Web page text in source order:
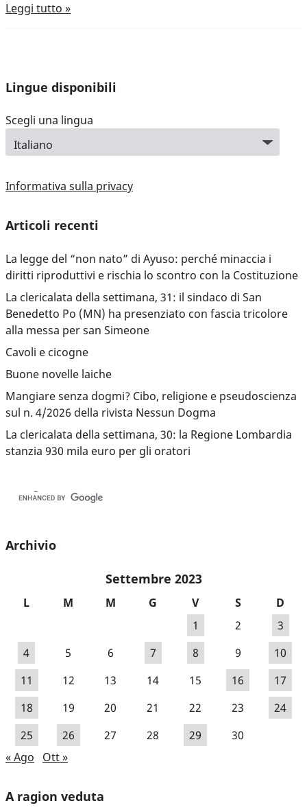
Leggi tutto »
Lingue disponibili
Scegli una lingua
Informativa sulla privacy
Articoli recenti
La legge del “non nato” di Ayuso: perché minaccia i
diritti riproduttivi e rischia lo scontro con la Costituzione
La clericalata della settimana, 31: il sindaco di San
Benedetto Po (MN) ha presenziato con fascia tricolore
alla messa per san Simeone
Cavoli e cicogne
Buone novelle laiche
Mangiare senza dogmi? Cibo, religione e pseudoscienza
sul n. 4/2026 della rivista Nessun Dogma
La clericalata della settimana, 30: la Regione Lombardia
stanzia 930 mila euro per gli oratori
Archivio
Settembre 2023
L M M G V S
D
1
2
3
4
5 6 7 8 9
10
11
12 13 14 15 16
17
18
19 20 21 22 23
24
25
26 27 28 29
30
« Ago
Ott »
A ragion veduta